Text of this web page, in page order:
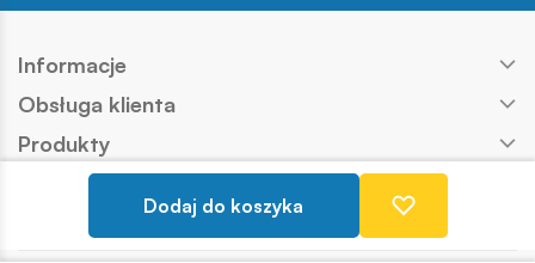
Dodaj do koszyka
Informacje
Obsługa klienta
Produkty
Kontakt